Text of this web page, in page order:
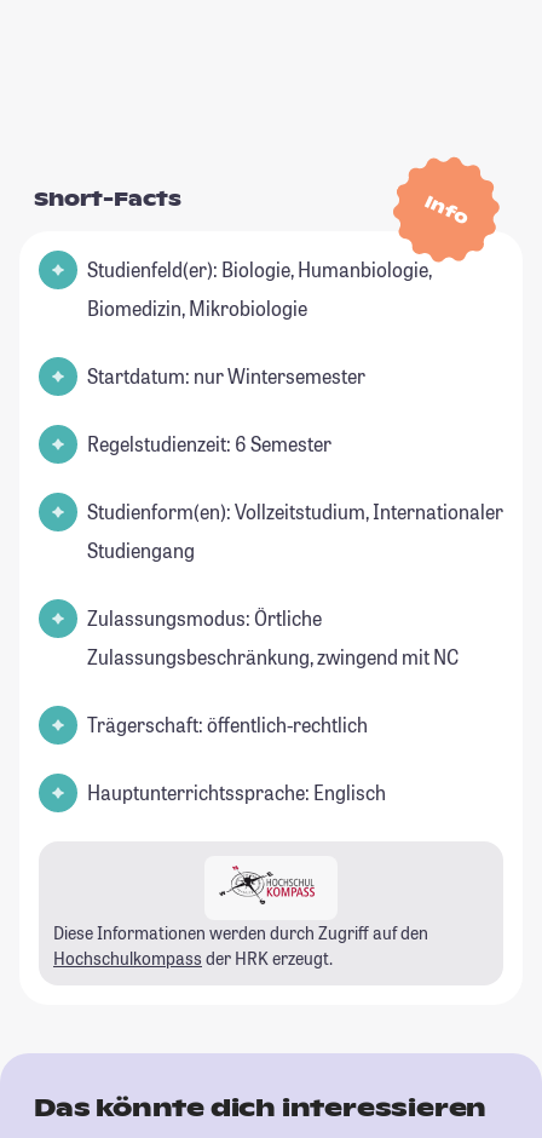
Info
Short-Facts
Studienfeld(er): Biologie, Humanbiologie,
Biomedizin, Mikrobiologie
Startdatum: nur Wintersemester
Regelstudienzeit: 6 Semester
Studienform(en): Vollzeitstudium, Internationaler
Studiengang
Zulassungsmodus: Örtliche
Zulassungsbeschränkung, zwingend mit NC
Trägerschaft: öffentlich-rechtlich
Hauptunterrichtssprache: Englisch
Diese Informationen werden durch Zugriff auf den
Hochschulkompass der HRK erzeugt.
Das könnte dich interessieren